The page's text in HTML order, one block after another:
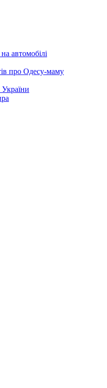
автомобілі
про Одесу-маму
України